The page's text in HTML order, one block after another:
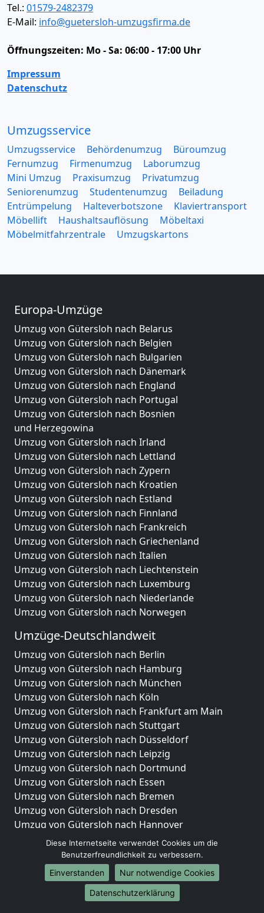
Tel.: 01579-2482379
E-Mail: info@guetersloh-umzugsfirma.de
Öffnungszeiten: Mo - Sa: 06:00 - 17:00 Uhr
Impressum
Datenschutz
Umzugsservice
Umzugsservice Behördenumzug
Büroumzug
Fernumzug
Firmenumzug
Laborumzug
Mini Umzug
Praxisumzug
Privatumzug
Seniorenumzug
Studentenumzug
Beiladung
Entrümpelung
Halteverbotszone
Klaviertransport
Möbellift
Haushaltsauflösung
Möbeltaxi
Möbelmitfahrzentrale
Umzugskartons
Europa-Umzüge
Umzug von Gütersloh nach Belarus
Umzug von Gütersloh nach Belgien
Umzug von Gütersloh nach Bulgarien
Umzug von Gütersloh nach Dänemark
Umzug von Gütersloh nach England
Umzug von Gütersloh nach Portugal
Umzug von Gütersloh nach Bosnien
und Herzegowina
Umzug von Gütersloh nach Irland
Umzug von Gütersloh nach Lettland
Umzug von Gütersloh nach Zypern
Umzug von Gütersloh nach Kroatien
Umzug von Gütersloh nach Estland
Umzug von Gütersloh nach Finnland
Umzug von Gütersloh nach Frankreich
Umzug von Gütersloh nach Griechenland
Umzug von Gütersloh nach Italien
Umzug von Gütersloh nach Liechtenstein
Umzug von Gütersloh nach Luxemburg
Umzug von Gütersloh nach Niederlande
Umzug von Gütersloh nach Norwegen
Umzüge-Deutschlandweit
Umzug von Gütersloh nach Berlin
Umzug von Gütersloh nach Hamburg
Umzug von Gütersloh nach München
Umzug von Gütersloh nach Köln
Umzug von Gütersloh nach Frankfurt am Main
Umzug von Gütersloh nach Stuttgart
Umzug von Gütersloh nach Düsseldorf
Umzug von Gütersloh nach Leipzig
Umzug von Gütersloh nach Dortmund
Umzug von Gütersloh nach Essen
Umzug von Gütersloh nach Bremen
Umzug von Gütersloh nach Dresden
Umzug von Gütersloh nach Hannover
Umzug von Gütersloh nach Nürnberg
Umzug von Gütersloh nach Duisburg
Umzug von Gütersloh nach Bochum
Umzug von Gütersloh nach Wuppertal
Umzug von Gütersloh nach Bielefeld
Diese Internetseite verwendet Cookies um die
Benutzerfreundlichkeit zu verbessern.
Einverstanden
Nur notwendige Cookies
Datenschutzerklärung